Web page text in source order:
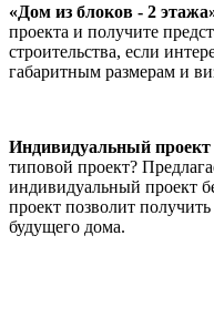
«Дом из блоков - 2
проекта и получите
строительства, если
габаритным размерам и
Индивидуальный проект
типовой проект?
индивидуальный проект
проект позволит
будущего дома.